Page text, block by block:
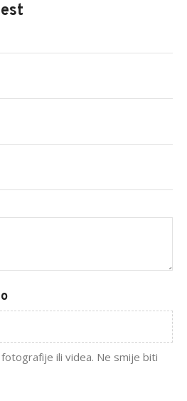
ili videa. Ne smije biti